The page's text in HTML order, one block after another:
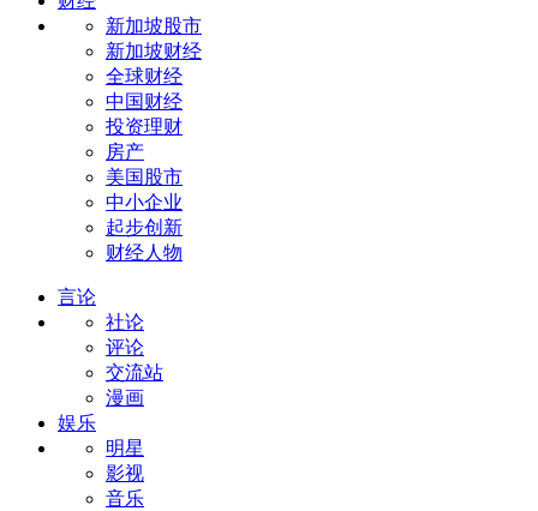
新加坡股市
新加坡财经
全球财经
中国财经
投资理财
房产
美国股市
中小企业
起步创新
财经人物
言论
社论
评论
交流站
漫画
娱乐
明星
影视
音乐